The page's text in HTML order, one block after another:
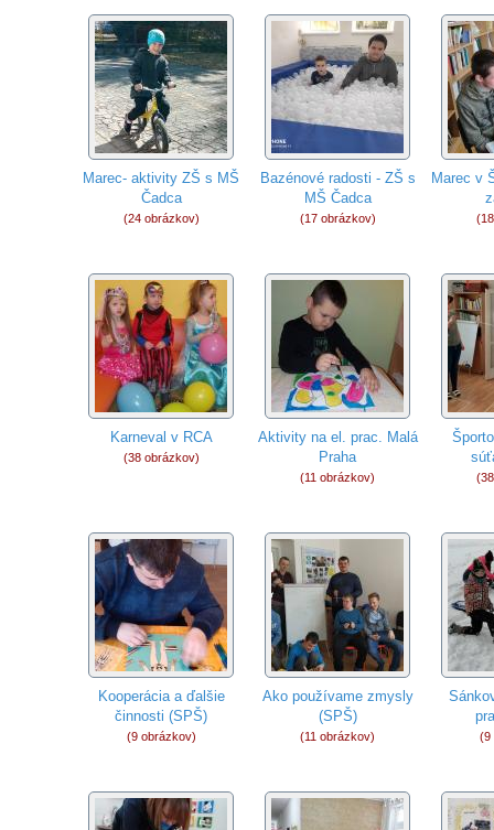
Marec- aktivity ZŠ s MŠ
Čadca
(24 obrázkov)
Bazénové radosti - ZŠ s
MŠ Čadca
(17 obrázkov)
Marec v
Karneval v RCA
(38 obrázkov)
Aktivity na el. prac. Malá
Praha
(11 obrázkov)
Kooperácia a ďalšie
činnosti (SPŠ)
(9 obrázkov)
Ako používame zmysly
(SPŠ)
(11 obrázkov) (9